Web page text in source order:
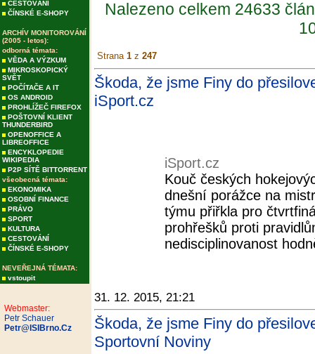
CESTOVÁNÍ
ČÍNSKÉ E-SHOPY
ARCHÍV MONITOROVÁNÍ
(2005 - letos):
odborná témata:
VĚDA A VÝZKUM
MIKROSKOPICKÝ
SVĚT
POČÍTAČE A IT
OS ANDROID
PROHLÍŽEČ FIREFOX
POŠTOVNÍ KLIENT
THUNDERBIRD
OPENOFFICE A
LIBREOFFICE
ENCYKLOPEDIE
WIKIPEDIA
P2P SÍTĚ BITTORRENT
všeobecná témata:
EKONOMIKA
OSOBNÍ FINANCE
PRÁVO
SPORT
KULTURA
CESTOVÁNÍ
ČÍNSKÉ E-SHOPY
NEVEŘEJNÁ TÉMATA:
vstoupit
Webmaster:
Petr Schauer
Petr@ISIBrno.Cz
Nalezeno celkem 24633
Strana 1 z 247
Škoda, že jsme Finy do
iSport.cz
iSport.cz
Kouč českých
dnešní porážce na
týmu přiřkla pro
prohřešků proti
nedisciplinovanost
31. 12. 2015, 21:21
Škoda, že jsme Finy do
Sportovní Noviny